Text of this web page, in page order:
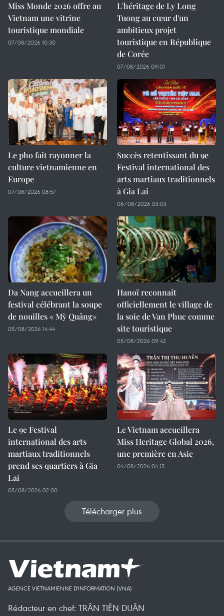
Miss Monde 2026 offre au
Vietnam une vitrine
touristique mondiale
07/08/2026 10:30
L'héritage de Ly Long
Tuong au cœur d'un
ambitieux projet
touristique en République
de Corée
07/08/2026 09:01
Le pho fait rayonner la
culture vietnamienne en
Europe
07/08/2026 08:57
Succès retentissant du 9e
Festival international des
arts martiaux traditionnels
à Gia Lai
06/08/2026 03:03
Da Nang accueillera un
festival célébrant la soupe
de nouilles « Mỳ Quảng»
05/08/2026 14:44
Hanoï reconnaît
officiellement le village de
la soie de Van Phuc comme
site touristique
05/08/2026 09:42
Le 9e Festival
international des arts
martiaux traditionnels
prend ses quartiers à Gia
Lai
05/08/2026 02:00
Le Vietnam accueillera
Miss Heritage Global 2026,
une première en Asie
04/08/2026 04:15
Télécharger plus
AGENCE VIETNAMIENNE D'INFORMATION (VNA)
Rédacteur en chef: TRÂN TIÊN DUÂN